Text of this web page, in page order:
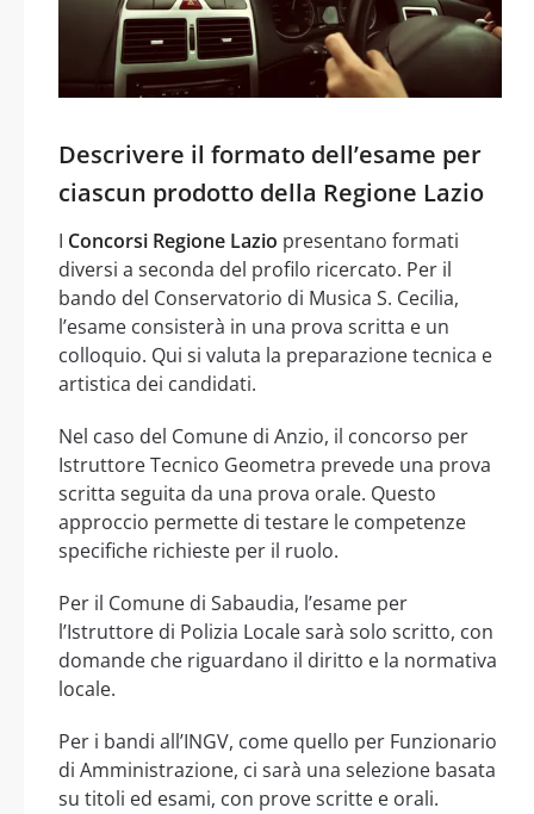
Descrivere il formato dell’esame per
ciascun prodotto della Regione Lazio
I Concorsi Regione Lazio presentano formati
diversi a seconda del profilo ricercato. Per il
bando del Conservatorio di Musica S. Cecilia,
l’esame consisterà in una prova scritta e un
colloquio. Qui si valuta la preparazione tecnica e
artistica dei candidati.
Nel caso del Comune di Anzio, il concorso per
Istruttore Tecnico Geometra prevede una prova
scritta seguita da una prova orale. Questo
approccio permette di testare le competenze
specifiche richieste per il ruolo.
Per il Comune di Sabaudia, l’esame per
l’Istruttore di Polizia Locale sarà solo scritto, con
domande che riguardano il diritto e la normativa
locale.
Per i bandi all’INGV, come quello per Funzionario
di Amministrazione, ci sarà una selezione basata
su titoli ed esami, con prove scritte e orali.